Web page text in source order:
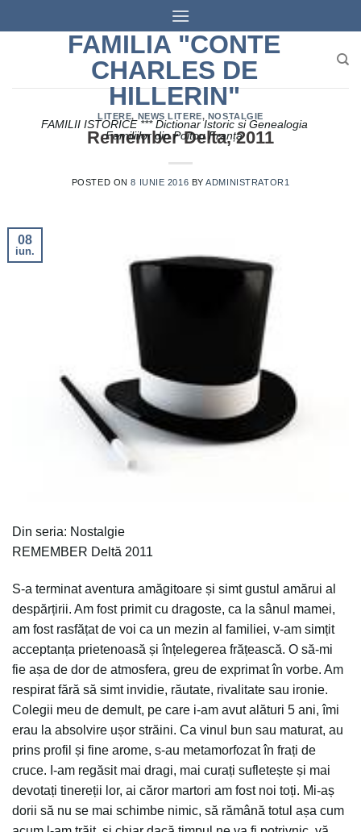
to
FAMILIA "CONTE
CHARLES DE
HILLERIN"
FAMILII ISTORICE *** Dictionar Istoric si Genealogia
Familiilor din Poitou Franța
LITERE, NEWS LITERE, NOSTALGIE
Remember Delta‚ 2011
POSTED ON8 IUNIE 2016 BYADMINISTRATOR1
08
iun.
Din seria: Nostalgie
REMEMBER Deltă 2011
S-a terminat aventura amăgitoare și simt gustul amărui al
despărțirii. Am fost primit cu dragoste, ca la sânul mamei,
am fost rasfățat de voi ca un mezin al familiei, v-am simțit
acceptanța prietenoasă și înțelegerea frățească. O să-mi
fie așa de dor de atmosfera, greu de exprimat în vorbe. Am
respirat fără să simt invidie, răutate, rivalitate sau ironie.
Colegii meu de demult, pe care i-am avut alături 5 ani, îmi
erau la absolvire ușor străini. Ca vinul bun sau maturat, au
prins profil și fine arome, s-au metamorfozat în frați de
cruce. I-am regăsit mai dragi, mai curați sufletește și mai
devotați tinereții lor, ai căror martori am fost noi toți. Mi-aș
dorii să nu se mai schimbe nimic, să rămână totul așa cum